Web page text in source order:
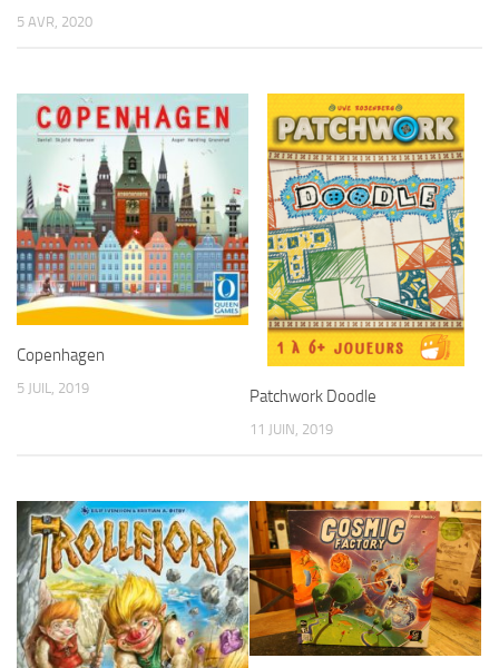
5 AVR, 2020
Copenhagen
5 JUIL, 2019 Patchwork Doodle
11 JUIN, 2019